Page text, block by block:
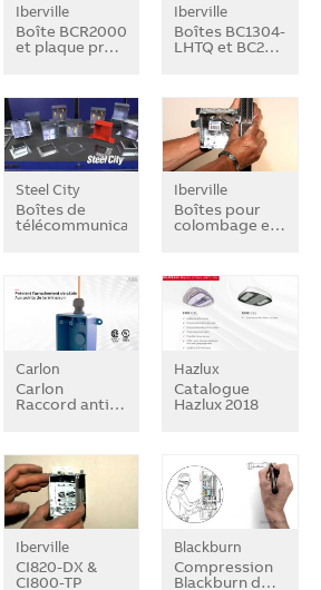
Iberville
Boîte BCR2000
et plaque pr…
Iberville
Boîtes BC1304-
LHTQ et BC2…
Steel City
Boîtes de
télécommunication…
Iberville
Boîtes pour
colombage e…
Carlon
Carlon
Raccord anti…
Hazlux
Catalogue
Hazlux 2018
Iberville
CI820-DX &
CI800-TP
Blackburn
Compression
Blackburn d…